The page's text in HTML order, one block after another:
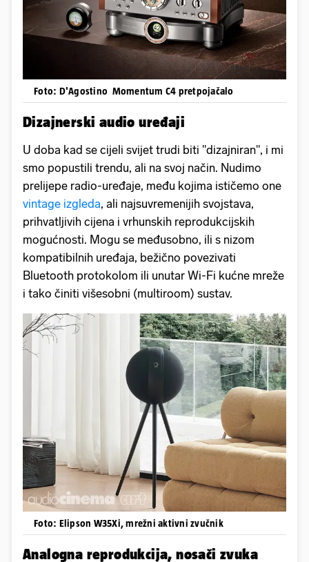
Foto: D'Agostino Momentum C4 pretpojačalo
Dizajnerski audio uređaji
U doba kad se cijeli svijet trudi biti "dizajniran", i mi
smo popustili trendu, ali na svoj način. Nudimo
prelijepe radio-uređaje, među kojima ističemo one
vintage izgleda, ali najsuvremenijih svojstava,
prihvatljivih cijena i vrhunskih reprodukcijskih
mogućnosti. Mogu se međusobno, ili s nizom
kompatibilnih uređaja, bežično povezivati
Bluetooth protokolom ili unutar Wi-Fi kućne mreže
i tako činiti višesobni (multiroom) sustav.
Foto: Elipson W35Xi, mrežni aktivni zvučnik
Analogna reprodukcija, nosači zvuka